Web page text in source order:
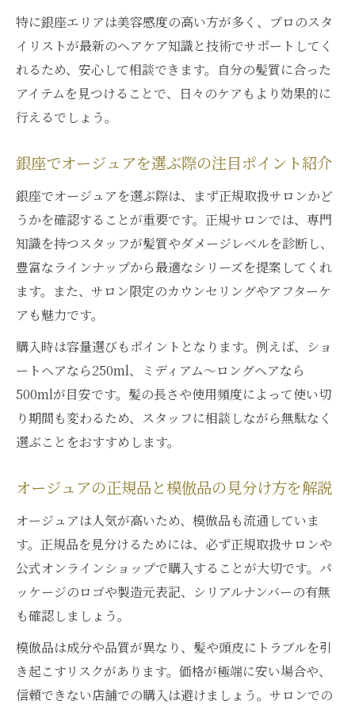
事例
正規品オージュアを安心して購入する方法解説
オージュア正規品と非正規品の違いを理解
しよう
ント
オージュア購入のみの場合の注意点とコツ
サロン専売品オージュアの取扱店選び方ガ
イド
ヘアケア相談で得られるオージュアの利点
解説
使用期間の違いを知り賢くオージュアを手に入
れる
オージュア容量選びのコツは髪質と長さが
鍵
銀座で聞けるオージュア使用期間アドバイ
ス
い方
オージュア500mlでの目安期間を髪質別に
紹介
賢くオージュアを選ぶためのサロン相談活
用術
銀座エリアのオージュア購入時ポイント徹底ガ
イド
銀座でオージュア購入のみ希望時の流れと
注意点
特に銀座エリアは美容感度の高い方が多く、プロのスタ
イリストが最新のヘアケア知識と技術でサポートしてく
れるため、安心して相談できます。自分の髪質に合った
アイテムを見つけることで、日々のケアもより効果的に
行えるでしょう。
銀座でオージュアを選ぶ際の注目ポイント紹介
銀座でオージュアを選ぶ際は、まず正規取扱サロンかど
うかを確認することが重要です。正規サロンでは、専門
知識を持つスタッフが髪質やダメージレベルを診断し、
豊富なラインナップから最適なシリーズを提案してくれ
ます。また、サロン限定のカウンセリングやアフターケ
アも魅力です。
購入時は容量選びもポイントとなります。例えば、ショ
ートヘアなら250ml、ミディアム～ロングヘアなら
500mlが目安です。髪の長さや使用頻度によって使い切
り期間も変わるため、スタッフに相談しながら無駄なく
選ぶことをおすすめします。
オージュアの正規品と模倣品の見分け方を解説
オージュアは人気が高いため、模倣品も流通していま
す。正規品を見分けるためには、必ず正規取扱サロンや
公式オンラインショップで購入することが大切です。パ
ッケージのロゴや製造元表記、シリアルナンバーの有無
も確認しましょう。
模倣品は成分や品質が異なり、髪や頭皮にトラブルを引
き起こすリスクがあります。価格が極端に安い場合や、
信頼できない店舗での購入は避けましょう。サロンでの